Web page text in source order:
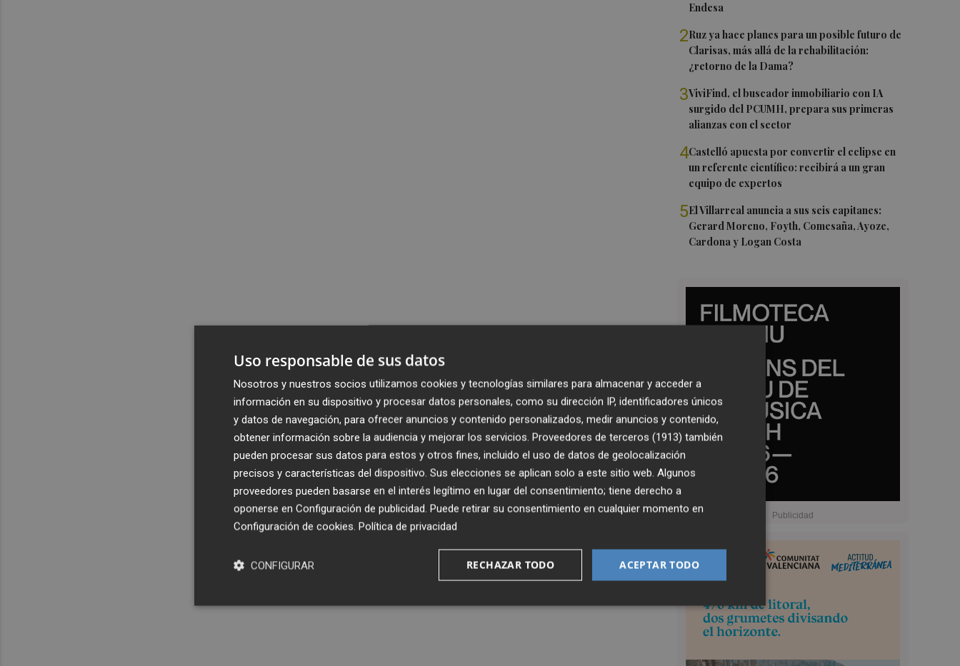
Endesa
2Ruz ya hace planes para un posible futuro de
Clarisas, más allá de la rehabilitación:
¿retorno de la Dama?
3ViviFind, el buscador inmobiliario con IA
surgido del PCUMH, prepara sus primeras
alianzas con el sector
4Castelló apuesta por convertir el eclipse en
un referente científico: recibirá a un gran
equipo de expertos
5El Villarreal anuncia a sus seis capitanes:
Gerard Moreno, Foyth, Comesaña, Ayoze,
Cardona y Logan Costa
Uso responsable de sus datos
Nosotros y nuestros socios utilizamos cookies y tecnologías similares para almacenar y acceder a
información en su dispositivo y procesar datos personales, como su dirección IP, identificadores únicos
y datos de navegación, para ofrecer anuncios y contenido personalizados, medir anuncios y contenido,
obtener información sobre la audiencia y mejorar los servicios. Proveedores de terceros (1913) también
pueden procesar sus datos para estos y otros fines, incluido el uso de datos de geolocalización
precisos y características del dispositivo. Sus elecciones se aplican solo a este sitio web. Algunos
proveedores pueden basarse en el interés legítimo en lugar del consentimiento; tiene derecho a
oponerse en Configuración de publicidad. Puede retirar su consentimiento en cualquier momento en
Configuración de cookies. Política de privacidad
ACEPTAR TODO
RECHAZAR TODO
CONFIGURAR